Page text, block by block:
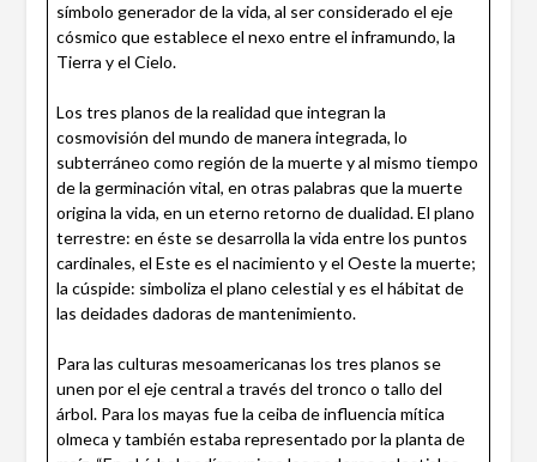
símbolo generador de la vida, al ser considerado el eje
cósmico que establece el nexo entre el inframundo, la
Tierra y el Cielo.
Los tres planos de la realidad que integran la
cosmovisión del mundo de manera integrada, lo
subterráneo como región de la muerte y al mismo tiempo
de la germinación vital, en otras palabras que la muerte
origina la vida, en un eterno retorno de dualidad. El plano
terrestre: en éste se desarrolla la vida entre los puntos
cardinales, el Este es el nacimiento y el Oeste la muerte;
la cúspide: simboliza el plano celestial y es el hábitat de
las deidades dadoras de mantenimiento.
Para las culturas mesoamericanas los tres planos se
unen por el eje central a través del tronco o tallo del
árbol. Para los mayas fue la ceiba de influencia mítica
olmeca y también estaba representado por la planta de